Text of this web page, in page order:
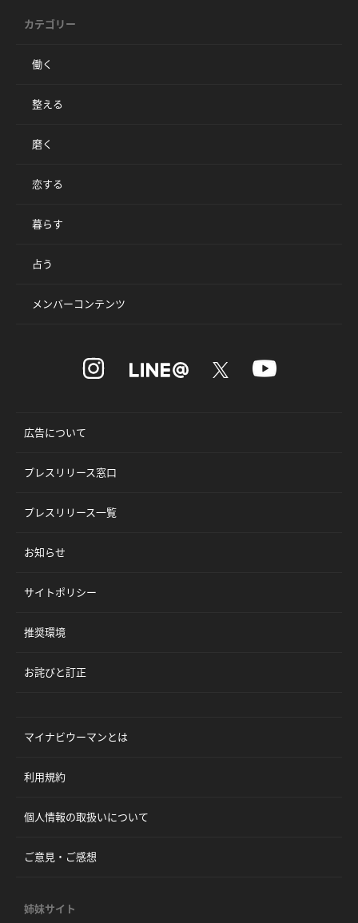
カテゴリー
働く
整える
磨く
恋する
暮らす
占う
メンバーコンテンツ
広告について
プレスリリース窓口
プレスリリース一覧
お知らせ
サイトポリシー
推奨環境
お詫びと訂正
マイナビウーマンとは
利用規約
個人情報の取扱いについて
ご意見・ご感想
姉妹サイト